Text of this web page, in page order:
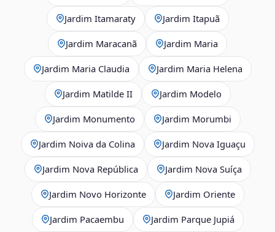
Jardim Itamaraty Jardim Itapuã
Jardim Maracanã Jardim Maria
Jardim Maria Claudia Jardim Maria Helena
Jardim Matilde II Jardim Modelo
Jardim Monumento Jardim Morumbi
Jardim Noiva da Colina Jardim Nova Iguaçu
Jardim Nova República Jardim Nova Suíça
Jardim Novo Horizonte Jardim Oriente
Jardim Pacaembu Jardim Parque Jupiá